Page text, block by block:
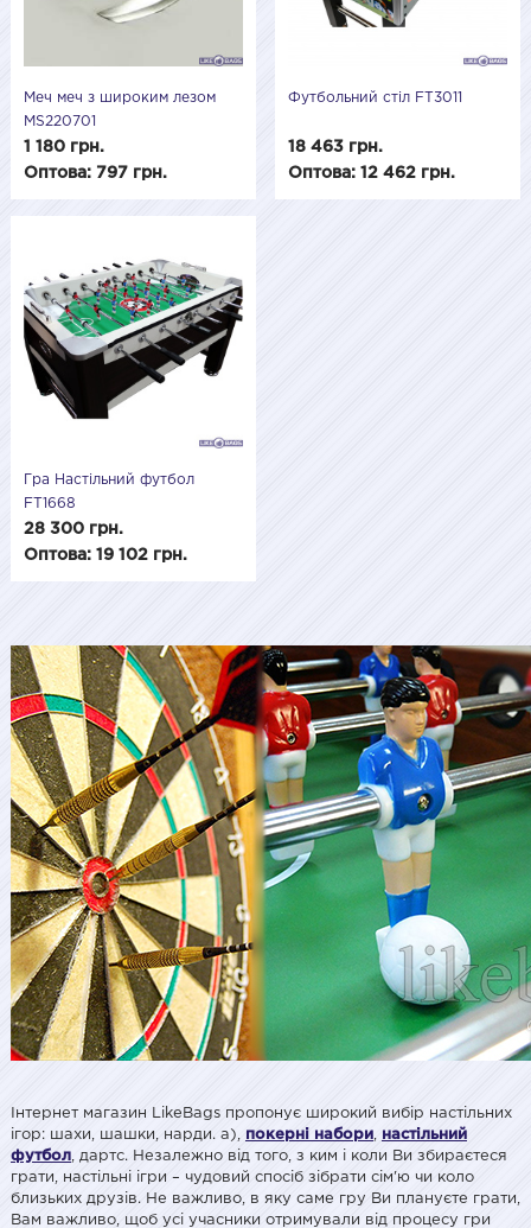
Меч меч з широким лезом
MS220701
1 180 грн.
Оптова: 797 грн.
Футбольний стіл FT3011
18 463 грн.
Оптова: 12 462 грн.
Гра Настільний футбол
FT1668
28 300 грн.
Оптова: 19 102 грн.
Інтернет магазин LikeBags пропонує широкий вибір настільних
ігор: шахи, шашки, нарди. a), покерні набори
настільний
футбол , дартс. Незалежно від того, з ким і коли Ви збираєтеся
грати, настільні ігри – чудовий спосіб зібрати сім'ю чи коло
близьких друзів. Не важливо, в яку саме гру Ви плануєте грати,
Вам важливо, щоб усі учасники отримували від процесу гри